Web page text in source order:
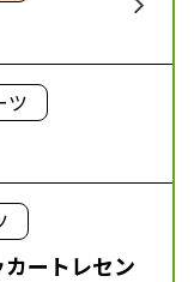
ツ
カートレセン